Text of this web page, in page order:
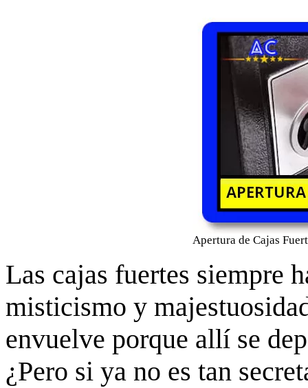
Apertura de Cajas
Las cajas fuertes siempre
misticismo y
envuelve porque allí se
¿Pero si ya no es tan